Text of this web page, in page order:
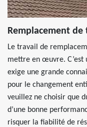
Remplacement de
Le travail de
mettre en œuvre. C’est
exige une grande
pour le changement
veuillez ne choisir que
d’une bonne
risquer la fiabilité de